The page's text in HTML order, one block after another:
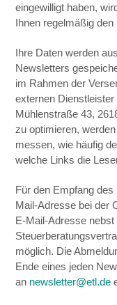
eingewilligt haben,
Ihnen regelmäßig
Ihre Daten werden
Newsletters
im Rahmen der
externen
Mühlenstraße 43,
zu optimieren,
messen, wie häufig
welche Links die
Für den Empfang
Mail-Adresse bei der
E-Mail-Adresse
möglich. Die
Ende eines jeden
an newsletter@etl.de